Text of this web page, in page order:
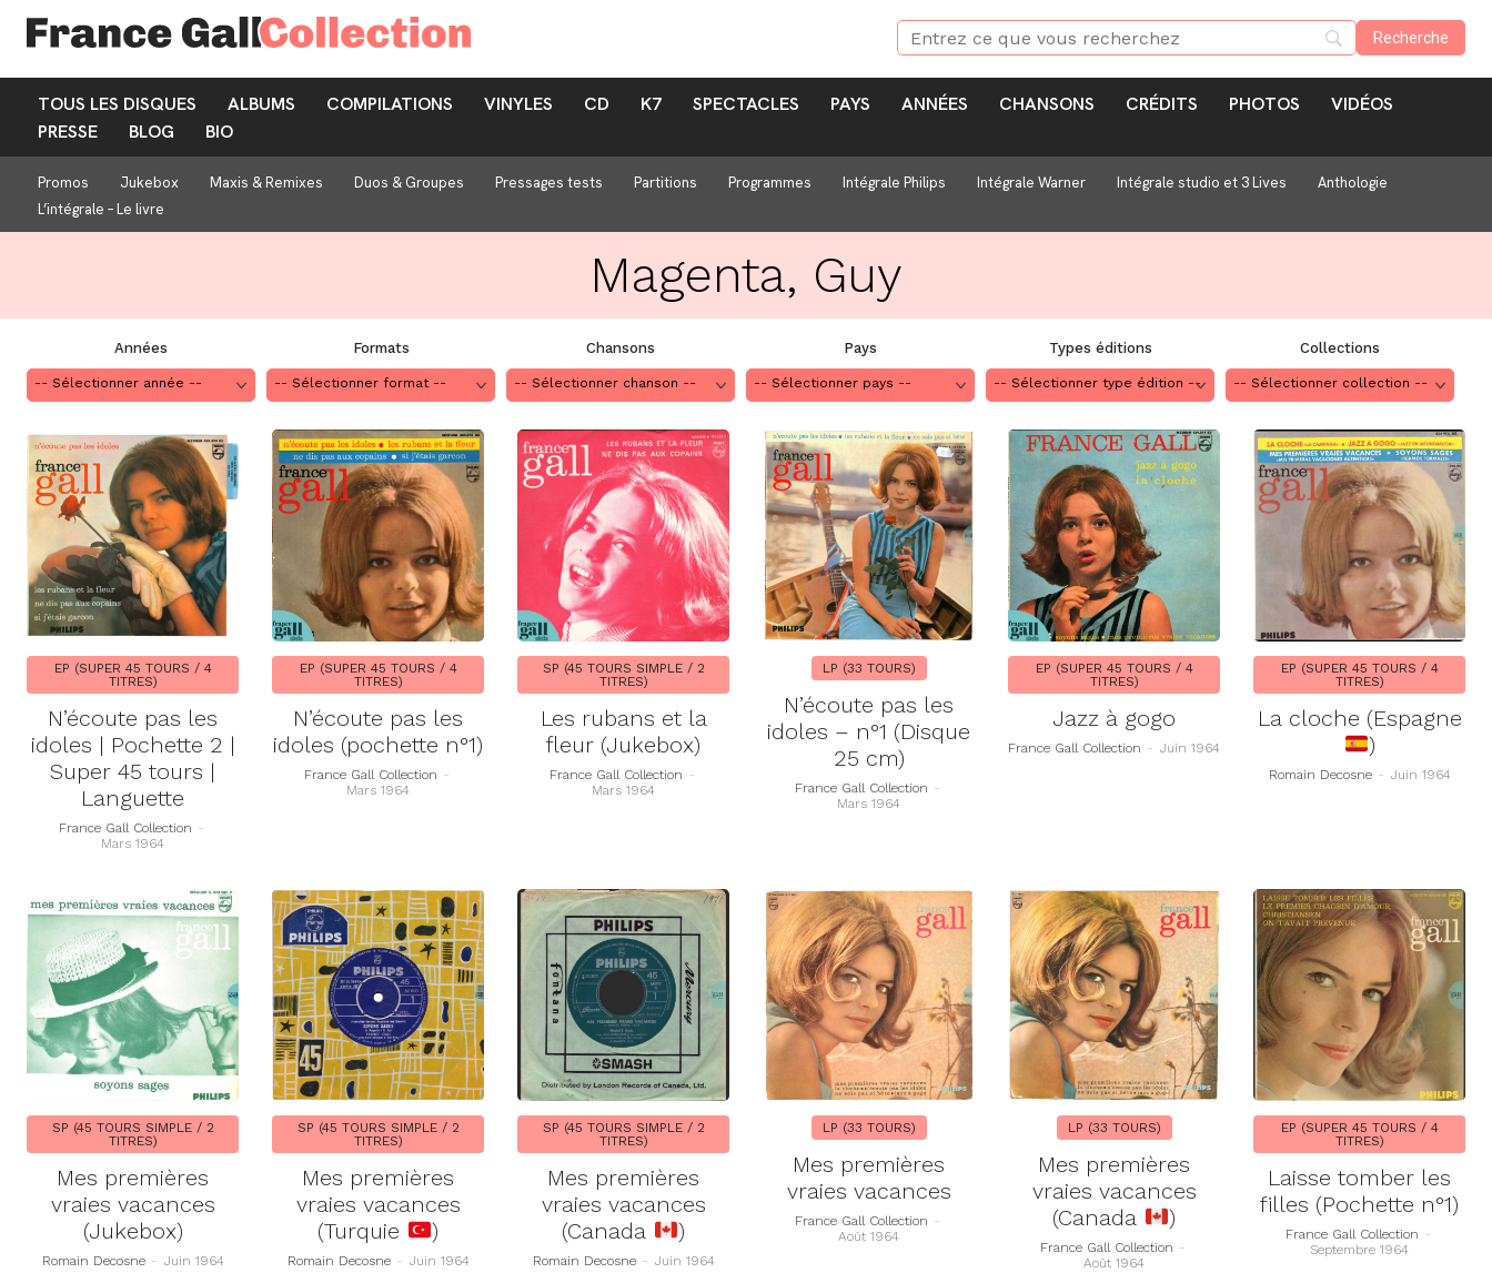
TOUS LES DISQUES ALBUMS COMPILATIONS VINYLES CD K7 SPECTACLES PAYS ANNÉES CHANSONS CRÉDITS PHOTOS
VIDÉOS
PRESSE
BLOG BIO
Promos Jukebox Maxis & Remixes Duos & Groupes Pressages tests Partitions Programmes Intégrale Philips Intégrale Warner Intégrale studio et 3 Lives
Anthologie
L’intégrale – Le livre
Magenta, Guy
Années Formats Chansons Pays Types éditions Collections
EP (SUPER 45 TOURS / 4
TITRES)
N’écoute pas les
idoles | Pochette 2 |
Super 45 tours |
Languette
France Gall Collection -
Mars 1964
EP (SUPER 45 TOURS / 4
TITRES)
N’écoute pas les
idoles (pochette n°1)
France Gall Collection -
Mars 1964
SP (45 TOURS SIMPLE / 2
TITRES)
Les rubans et la
fleur (Jukebox)
France Gall Collection -
Mars 1964
LP (33 TOURS)
N’écoute pas les
idoles – n°1 (Disque
25 cm)
France Gall Collection -
Mars 1964
EP (SUPER 45 TOURS / 4
TITRES)
Jazz à gogo
France Gall Collection - Juin 1964
EP (SUPER 45 TOURS / 4
TITRES)
La cloche (Espagne
)
Romain Decosne - Juin 1964
SP (45 TOURS SIMPLE / 2
TITRES)
Mes premières
vraies vacances
(Jukebox)
Romain Decosne - Juin 1964
SP (45 TOURS SIMPLE / 2
TITRES)
Mes premières
vraies vacances
(Turquie
)
Romain Decosne - Juin 1964
SP (45 TOURS SIMPLE / 2
TITRES)
Mes premières
vraies vacances
(Canada
)
Romain Decosne - Juin 1964
LP (33 TOURS)
Mes premières
vraies vacances
France Gall Collection -
Août 1964
LP (33 TOURS)
Mes premières
vraies vacances
(Canada
)
France Gall Collection -
Août 1964
EP (SUPER 45 TOURS / 4
TITRES)
Laisse tomber les
filles (Pochette n°1)
France Gall Collection -
Septembre 1964